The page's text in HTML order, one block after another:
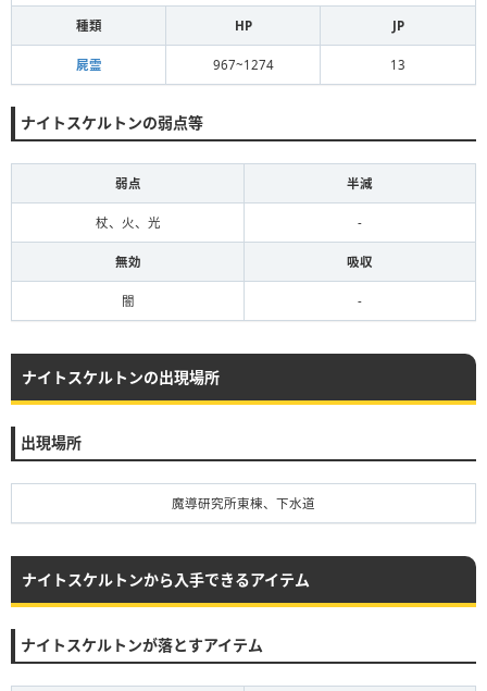
種類 HP JP
屍霊 967~1274 13
ナイトスケルトンの弱点等
弱点 半減
杖、火、光 -
無効 吸収
闇 -
ナイトスケルトンの出現場所
出現場所
魔導研究所東棟、下水道
ナイトスケルトンから入手できるアイテム
ナイトスケルトンが落とすアイテム